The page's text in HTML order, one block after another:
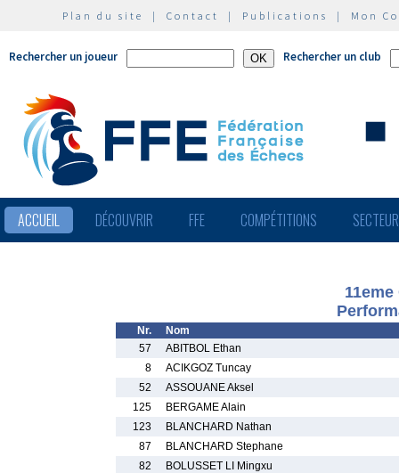
Plan du site | Contact | Publications | Mon
Rechercher un joueur Rechercher un club
ACCUEIL DÉCOUVRIR FFE COMPÉTITIONS
Nr.
Nom
57
ABITBOL Ethan
8
ACIKGOZ Tuncay
52
ASSOUANE Aksel
125
BERGAME Alain
123
BLANCHARD Nathan
87
BLANCHARD Stephane
82
BOLUSSET LI Mingxu